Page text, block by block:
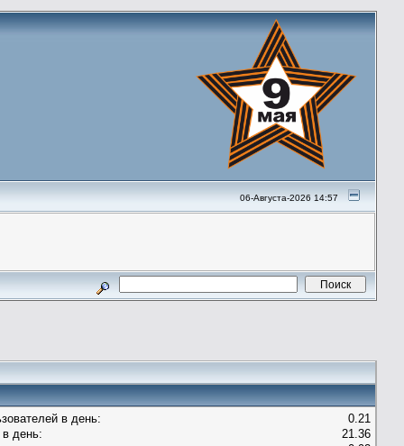
06-Августа-2026 14:57
в день:
0.21
день:
21.36